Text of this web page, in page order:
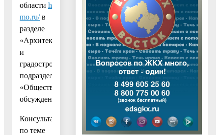
области https://vos-
mo.ru/в
разделе
«Архитектура
и
градостроительство»,
подраздел
«Общественные
обсуждения».
Консультации
по теме